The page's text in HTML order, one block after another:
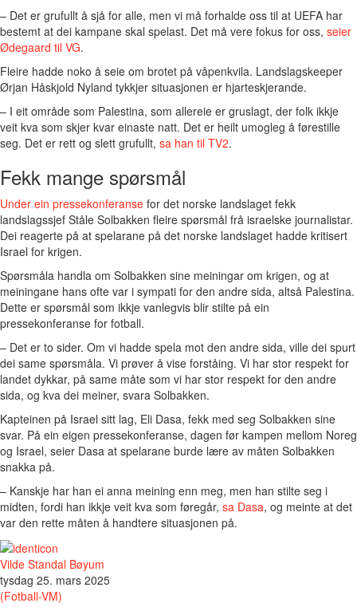
– Det er grufullt å sjå for alle, men vi må forhalde oss til at UEFA har
bestemt at dei kampane skal spelast. Det må vere fokus for oss, seier
Ødegaard til VG.
Fleire hadde noko å seie om brotet på våpenkvila. Landslagskeeper
Ørjan Håskjold Nyland tykkjer situasjonen er hjarteskjerande.
– I eit område som Palestina, som allereie er gruslagt, der folk ikkje
veit kva som skjer kvar einaste natt. Det er heilt umogleg å førestille
seg. Det er rett og slett grufullt, sa han til TV2.
Fekk mange spørsmål
Under ein pressekonferanse for det norske landslaget fekk
landslagssjef Ståle Solbakken fleire spørsmål frå israelske journalistar.
Dei reagerte på at spelarane på det norske landslaget hadde kritisert
Israel for krigen.
Spørsmåla handla om Solbakken sine meiningar om krigen, og at
meiningane hans ofte var i sympati for den andre sida, altså Palestina.
Dette er spørsmål som ikkje vanlegvis blir stilte på ein
pressekonferanse for fotball.
– Det er to sider. Om vi hadde spela mot den andre sida, ville dei spurt
dei same spørsmåla. Vi prøver å vise forståing. Vi har stor respekt for
landet dykkar, på same måte som vi har stor respekt for den andre
sida, og kva dei meiner, svara Solbakken.
Kapteinen på Israel sitt lag, Eli Dasa, fekk med seg Solbakken sine
svar. På ein eigen pressekonferanse, dagen før kampen mellom Noreg
og Israel, seier Dasa at spelarane burde lære av måten Solbakken
snakka på.
– Kanskje har han ei anna meining enn meg, men han stilte seg i
midten, fordi han ikkje veit kva som føregår, sa Dasa, og meinte at det
var den rette måten å handtere situasjonen på.
Vilde Standal Bøyum
tysdag 25. mars 2025
(Fotball-VM)